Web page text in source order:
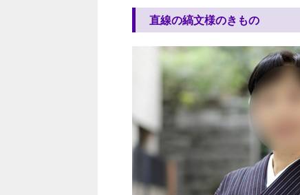
直線の縞文様のきもの